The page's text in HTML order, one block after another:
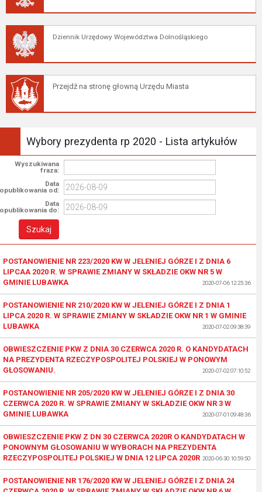
Dziennik Urzędowy Województwa Dolnośląskiego
Przejdź na stronę głowną Urzędu Miasta
Wybory prezydenta rp 2020 - Lista artykułów
Wyszukiwana
fraza:
Data
opublikowania od:
Data
opublikowania do:
POSTANOWIENIE NR 223/2020 KW W JELENIEJ GÓRZE I Z DNIA 6
LIPCAA 2020 R. W SPRAWIE ZMIANY W SKŁADZIE OKW NR 5 W
GMINIE LUBAWKA
2020-07-06 12:25:36
POSTANOWIENIE NR 210/2020 KW W JELENIEJ GÓRZE I Z DNIA 1
LIPCA 2020 R. W SPRAWIE ZMIANY W SKŁADZIE OKW NR 1 W GMINIE
LUBAWKA
2020-07-02 09:38:39
OBWIESZCZENIE PKW Z DNIA 30 CZERWCA 2020 R. O KANDYDATACH
NA PREZYDENTA RZECZYPOSPOLITEJ POLSKIEJ W PONOWYM
GŁOSOWANIU.
2020-07-02 07:10:52
POSTANOWIENIE NR 205/2020 KW W JELENIEJ GÓRZE I Z DNIA 30
CZERWCA 2020 R. W SPRAWIE ZMIANY W SKŁADZIE OKW NR 3 W
GMINIE LUBAWKA
2020-07-01 09:48:36
OBWIESZCZENIE PKW Z DN 30 CZERWCA 2020R O KANDYDATACH W
PONOWNYM GŁOSOWANIU W WYBORACH NA PREZYDENTA
RZECZYPOSPOLITEJ POLSKIEJ W DNIA 12 LIPCA 2020R 2020-06-30 10:59:50
POSTANOWIENIE NR 176/2020 KW W JELENIEJ GÓRZE I Z DNIA 24